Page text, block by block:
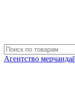
Агентство